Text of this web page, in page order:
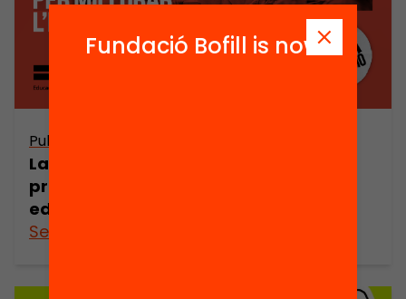
Publicació
La legislatura de l’educació: Reptes i
propostes per millorar l’equitat
educativa
See more
Fundació Bofill is now